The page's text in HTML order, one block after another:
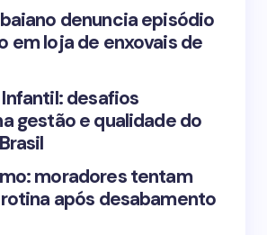
and email in this browser for the
Submit Comment
denuncia episódio
em loja de enxovais de
desafios
gestão e qualidade do
moradores tentam
após desabamento